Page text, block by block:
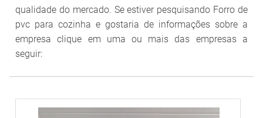
qualidade do mercado. Se estiver pesquisando Forro de
pvc para cozinha e gostaria de informações sobre a
empresa clique em uma ou mais das empresas a
seguir: